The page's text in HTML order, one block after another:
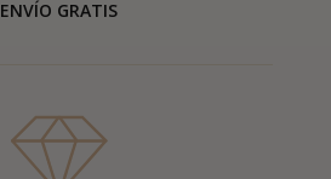
ENVÍO GRATIS